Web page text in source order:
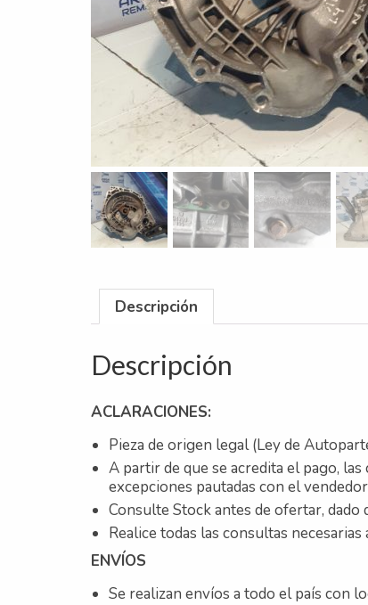
Descripción
Descripción
ACLARACIONES:
Pieza de origen legal (Ley de
A partir de que se acredita el pago,
excepciones pautadas con el
Consulte Stock antes de ofertar, dado
Realice todas las consultas
ENVÍOS
Se realizan envíos a todo el país con